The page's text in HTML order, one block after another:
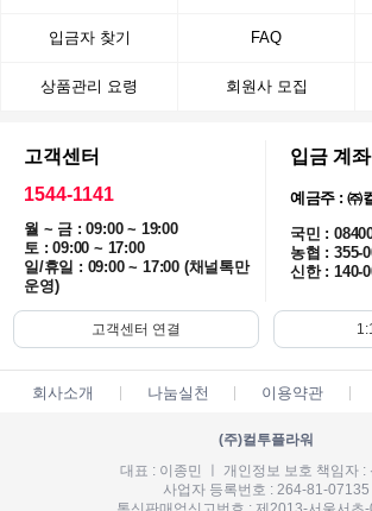
입금자 찾기 FAQ
상품관리 요령 회원사 모집
고객센터
1544-1141
월 ~ 금 : 09:00 ~ 19:00
토 : 09:00 ~ 17:00
일/휴일 : 09:00 ~ 17:00 (채널톡만
운영)
입금 계
예금주 : ㈜
국민 :
농협 : 355-
신한 : 140-
고객센터 연결
회사소개 나눔실천 이용약관
(주)컬투플라워
대표 : 이종민 ㅣ 개인정보 보호 책임자 :
사업자 등록번호 : 264-81-07135